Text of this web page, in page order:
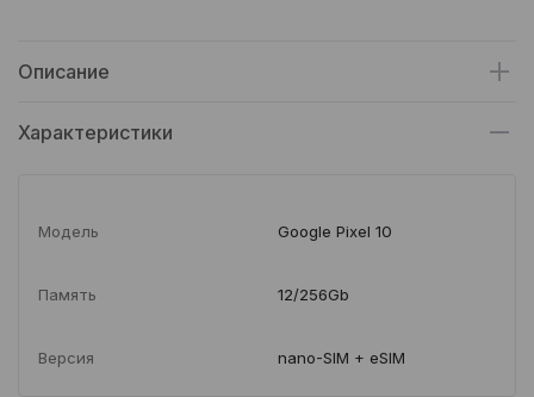
Описание
Характеристики
Модель Google Pixel 10
Память 12/256Gb
Версия nano-SIM + eSIM